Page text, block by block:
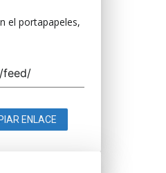
el portapapeles,
ENLACE